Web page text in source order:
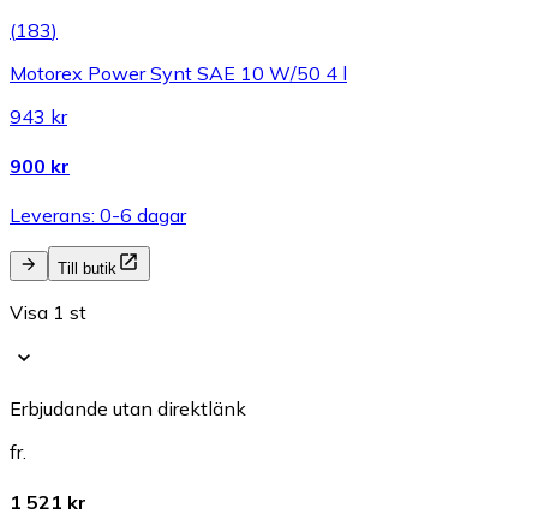
(183)
Motorex Power Synt SAE 10 W/50 4 l
943 kr
900 kr
Leverans: 0-6 dagar
Till butik
Visa 1 st
Erbjudande utan direktlänk
fr.
1 521 kr